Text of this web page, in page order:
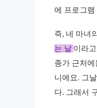
에 프로그
즉, 네 마녀
는 날 이라
종가 근처
니에요. 그
다. 그래서